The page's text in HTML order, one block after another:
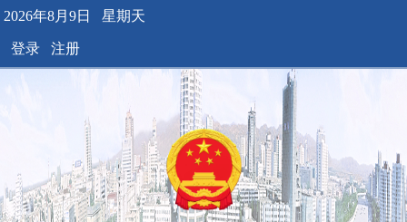
2026年8月9日 星期天
登录 注册